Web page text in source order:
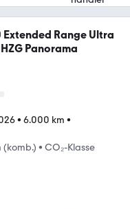
Extended Range Ultra
Panorama
• 6.000 km •
(komb.) • CO₂-Klasse